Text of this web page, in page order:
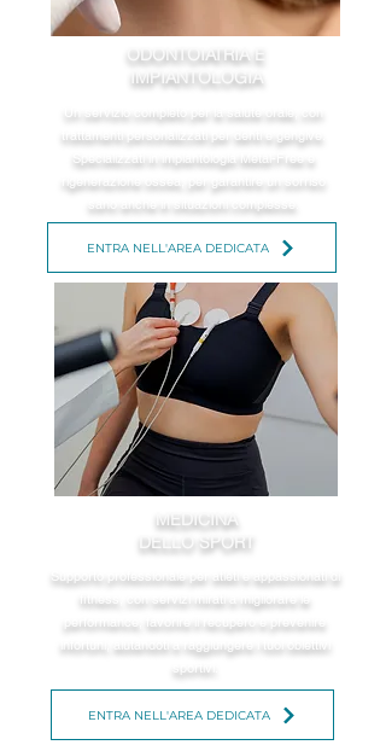
ODONTOIATRIA E
IMPIANTOLOGIA
Un servizio completo per la salute orale, con
trattamenti personalizzati per denti e gengive.
Specializzati in impiantologia Metal-Free e
rigenerazione ossea, per garantire un sorriso
sano anche in situazioni complesse.
ENTRA NELL'AREA DEDICATA
MEDICINA
DELLO SPORT
Supporto professionale per atleti e appassionati di
fitness, con servizi mirati a migliorare le
performance, favorire il recupero e prevenire
infortuni, aiutandoti a raggiungere i tuoi obiettivi
sportivi.
ENTRA NELL'AREA DEDICATA